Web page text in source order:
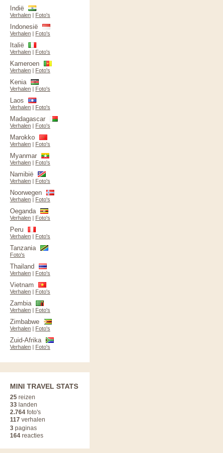
Indië
Verhalen | Foto's
Indonesië
Verhalen | Foto's
Italië
Verhalen | Foto's
Kameroen
Verhalen | Foto's
Kenia
Verhalen | Foto's
Laos
Verhalen | Foto's
Madagascar
Verhalen | Foto's
Marokko
Verhalen | Foto's
Myanmar
Verhalen | Foto's
Namibië
Verhalen | Foto's
Noorwegen
Verhalen | Foto's
Oeganda
Verhalen | Foto's
Peru
Verhalen | Foto's
Tanzania
Foto's
Thailand
Verhalen | Foto's
Vietnam
Verhalen | Foto's
Zambia
Verhalen | Foto's
Zimbabwe
Verhalen | Foto's
Zuid-Afrika
Verhalen | Foto's
MINI TRAVEL STATS
25 reizen
33 landen
2.764 foto's
117 verhalen
3 paginas
164 reacties